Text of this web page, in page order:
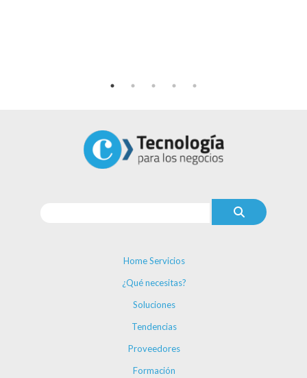
Home Servicios
¿Qué necesitas?
Soluciones
Tendencias
Proveedores
Formación